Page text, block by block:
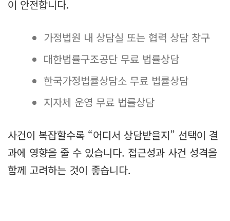
이 안전합니다.
가정법원 내 상담실 또는 협력 상담 창구
대한법률구조공단 무료 법률상담
한국가정법률상담소 무료 법률상담
지자체 운영 무료 법률상담
사건이 복잡할수록 “어디서 상담받을지” 선택이 결
과에 영향을 줄 수 있습니다. 접근성과 사건 성격을
함께 고려하는 것이 좋습니다.